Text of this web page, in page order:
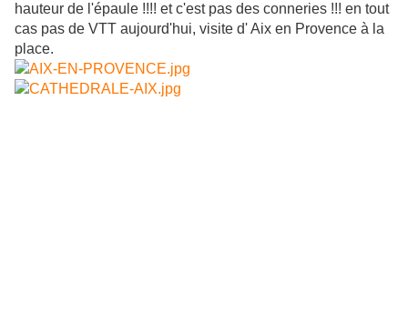
hauteur de l'épaule !!!! et c'est pas des conneries !!! en tout
cas pas de VTT aujourd'hui, visite d' Aix en Provence à la
place.